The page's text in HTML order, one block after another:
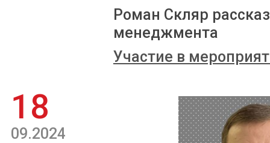
Роман Скляр
менеджмента
Участие в
18
09.2024